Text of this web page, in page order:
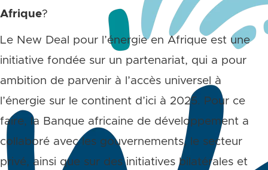
Afrique?
Le New Deal pour l’énergie en Afrique est une
initiative fondée sur un partenariat, qui a pour
ambition de parvenir à l’accès universel à
l’énergie sur le continent d’ici à 2025. Pour ce
faire, la Banque africaine de développement a
collaboré avec les gouvernements, le secteur
privé, ainsi que sur des initiatives bilatérales et